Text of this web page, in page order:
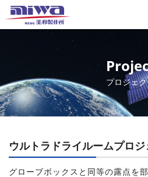
プロジェ
ウルトラドライルームプロジ
グローブボックスと同等の露点を